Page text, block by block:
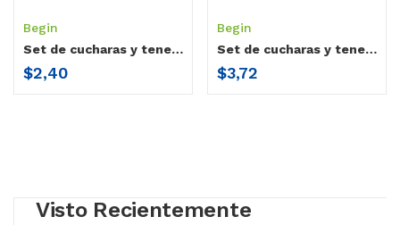
Begin
Set de cucharas y tenedor con estuche Begin
$2,40
Begin
Set de cucharas y tenedor de acero Begin
$3,72
Visto Recientemente